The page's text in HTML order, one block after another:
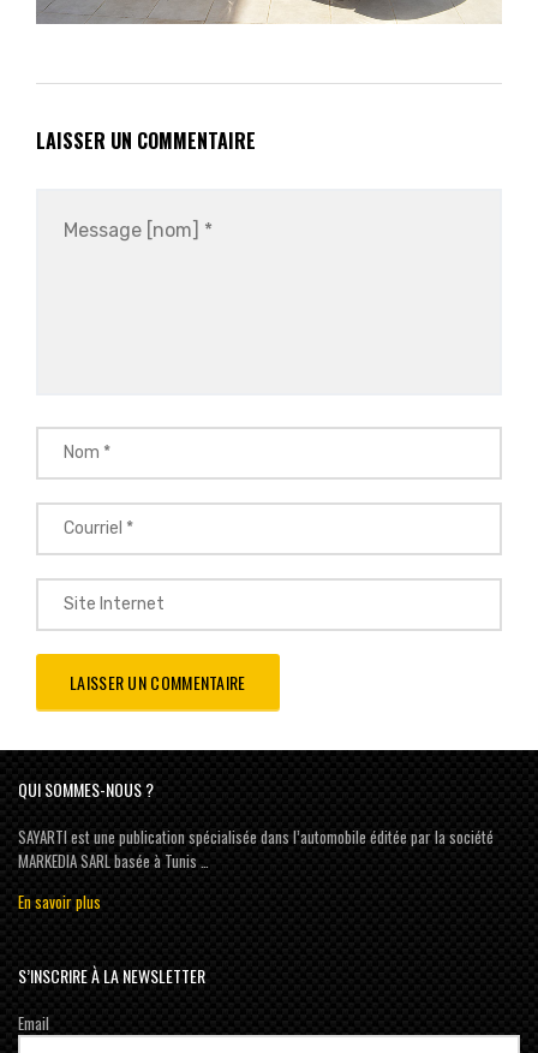
LAISSER UN COMMENTAIRE
QUI SOMMES-NOUS ?
SAYARTI est une publication spécialisée dans l’automobile éditée par la société
MARKEDIA SARL basée à Tunis …
En savoir plus
S’INSCRIRE À LA NEWSLETTER
Email